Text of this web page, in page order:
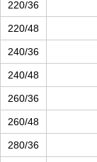
220/36
220/48
240/36
240/48
260/36
260/48
280/36